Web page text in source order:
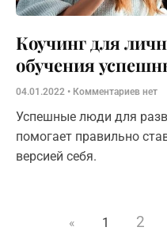
Коучинг для
обучения
04.01.2022 Комментариев нет
Успешные люди для
помогает правильно
версией себя.
« 1 2